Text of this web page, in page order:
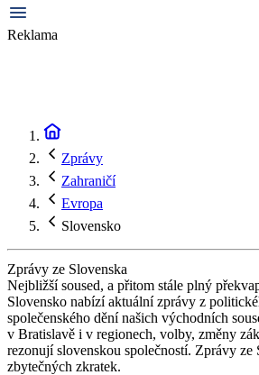
Reklama
Zprávy
Zahraničí
Evropa
Slovensko
Zprávy ze Slovenska
Nejbližší soused, a přitom stále plný
Slovensko nabízí aktuální zprávy z
společenského dění našich východních
v Bratislavě i v regionech, volby, změny
rezonují slovenskou společností. Zprávy ze
zbytečných zkratek.